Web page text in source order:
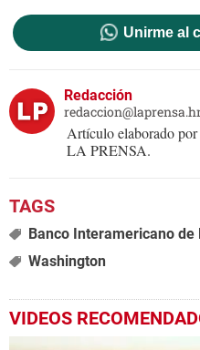
Unirme al
Redacción
Artículo elaborado
LA PRENSA.
Banco Interamericano de
Washington
VIDEOS